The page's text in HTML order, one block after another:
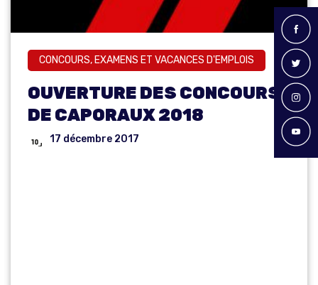
CONCOURS, EXAMENS ET VACANCES D'EMPLOIS
OUVERTURE DES CONCOURS
DE CAPORAUX 2018
17 décembre 2017